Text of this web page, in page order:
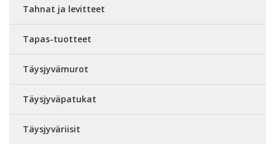
Tahnat ja levitteet
Tapas-tuotteet
Täysjyvämurot
Täysjyväpatukat
Täysjyväriisit